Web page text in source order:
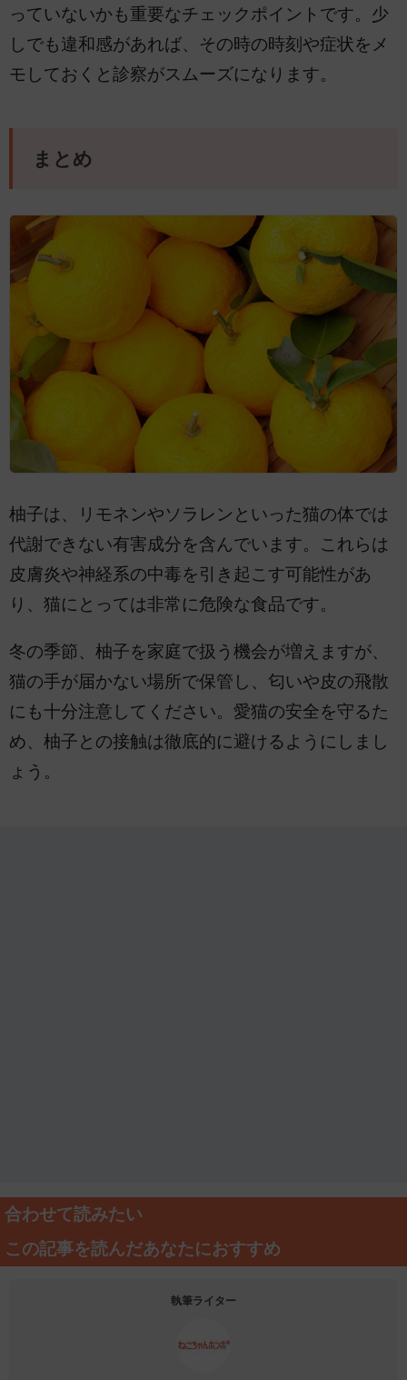
っていないかも重要なチェックポイントです。少
しでも違和感があれば、その時の時刻や症状をメ
モしておくと診察がスムーズになります。
まとめ
柚子は、リモネンやソラレンといった猫の体では
代謝できない有害成分を含んでいます。これらは
皮膚炎や神経系の中毒を引き起こす可能性があ
り、猫にとっては非常に危険な食品です。
冬の季節、柚子を家庭で扱う機会が増えますが、
猫の手が届かない場所で保管し、匂いや皮の飛散
にも十分注意してください。愛猫の安全を守るた
め、柚子との接触は徹底的に避けるようにしまし
ょう。
合わせて読みたい
この記事を読んだあなたにおすすめ
執筆ライター